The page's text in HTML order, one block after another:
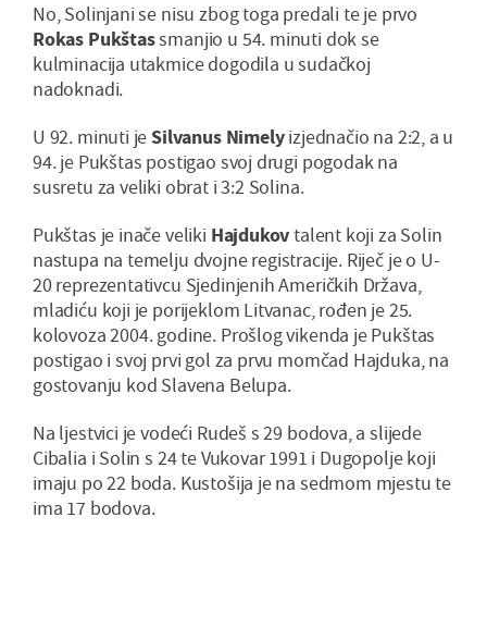
No, Solinjani se nisu zbog toga predali te je prvo
Rokas Pukštassmanjio u 54. minuti dok se
kulminacija utakmice dogodila u sudačkoj
nadoknadi.
U 92. minuti je Silvanus Nimelyizjednačio na 2:2, a u
94. je Pukštas postigao svoj drugi pogodak na
susretu za veliki obrat i 3:2 Solina.
Pukštas je inače veliki Hajdukovtalent koji za Solin
nastupa na temelju dvojne registracije. Riječ je o U-
20 reprezentativcu Sjedinjenih Američkih Država,
mladiću koji je porijeklom Litvanac, rođen je 25.
kolovoza 2004. godine. Prošlog vikenda je Pukštas
postigao i svoj prvi gol za prvu momčad Hajduka, na
gostovanju kod Slavena Belupa.
Na ljestvici je vodeći Rudeš s 29 bodova, a slijede
Cibalia i Solin s 24 te Vukovar 1991 i Dugopolje koji
imaju po 22 boda. Kustošija je na sedmom mjestu te
ima 17 bodova.